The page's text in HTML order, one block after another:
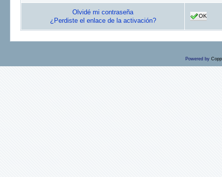
Olvidé mi contraseña
¿Perdiste el enlace de la activación?
OK
Powered by